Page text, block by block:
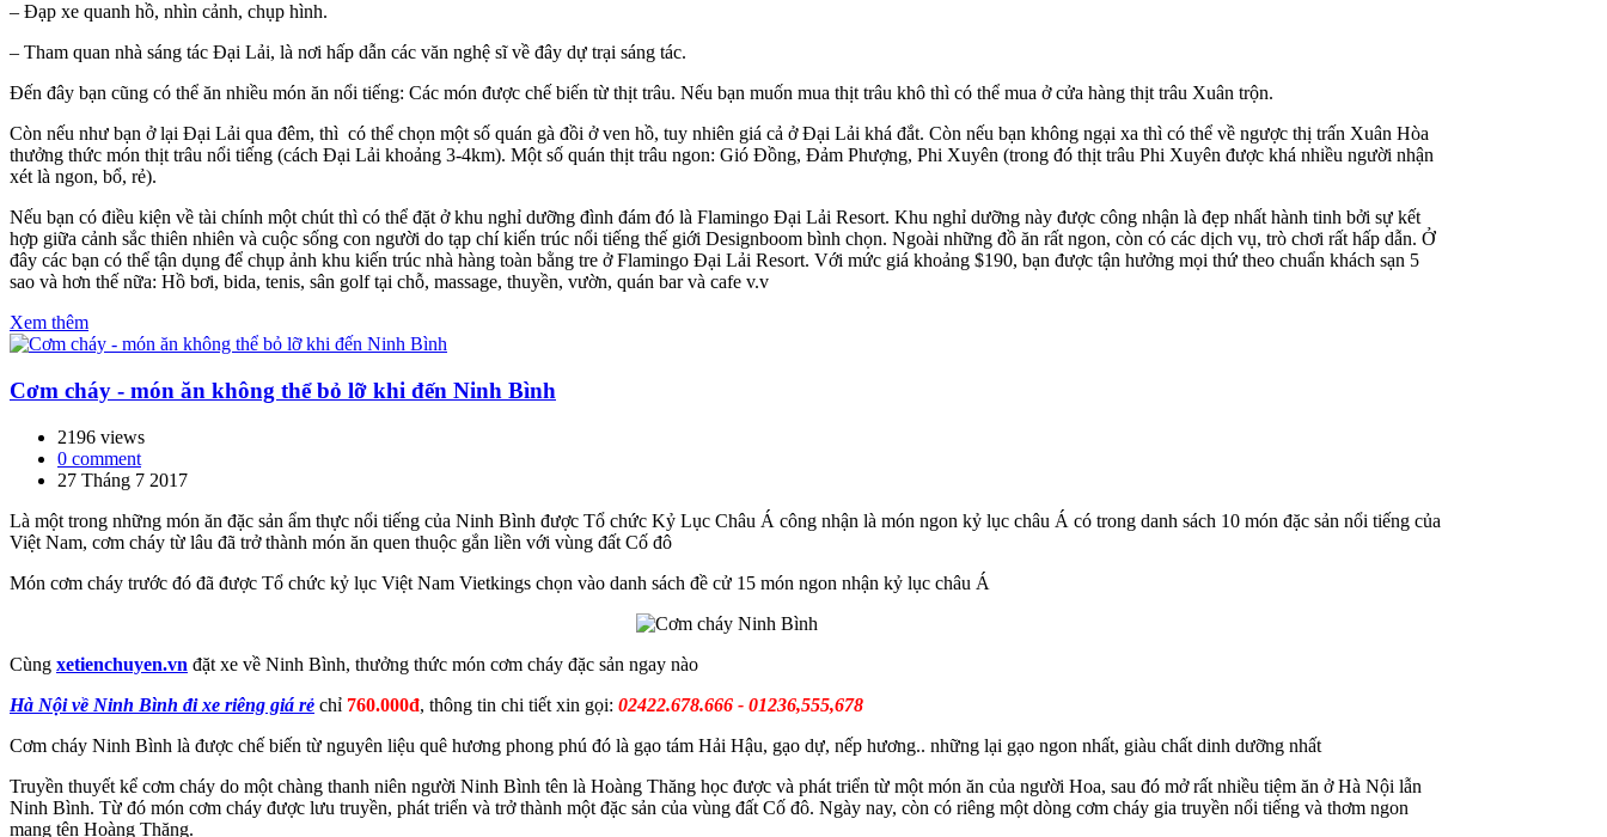
– Đạp xe quanh hồ, nhìn cảnh, chụp hình.
– Tham quan nhà sáng tác Đại Lải, là nơi hấp dẫn các văn nghệ sĩ về đây dự trại sáng tác.
Đến đây bạn cũng có thể ăn nhiều món ăn nổi tiếng: Các món được chế biến từ thịt trâu. Nếu bạn muốn mua thịt trâu khô thì có thể mua ở cửa hàng thịt trâu Xuân trộn.
Còn nếu như bạn ở lại Đại Lải qua đêm, thì có thể chọn một số quán gà đồi ở ven hồ, tuy nhiên giá cả ở Đại Lải khá đắt. Còn nếu bạn không ngại xa thì có thể về ngược thị trấn Xuân Hòa
thưởng thức món thịt trâu nổi tiếng (cách Đại Lải khoảng 3-4km). Một số quán thịt trâu ngon: Gió Đồng, Đảm Phượng, Phi Xuyên (trong đó thịt trâu Phi Xuyên được khá nhiều người nhận
xét là ngon, bổ, rẻ).
Nếu bạn có điều kiện về tài chính một chút thì có thể đặt ở khu nghỉ dưỡng đình đám đó là Flamingo Đại Lải Resort. Khu nghỉ dưỡng này được công nhận là đẹp nhất hành tinh bởi sự kết
hợp giữa cảnh sắc thiên nhiên và cuộc sống con người do tạp chí kiến trúc nổi tiếng thế giới Designboom bình chọn. Ngoài những đồ ăn rất ngon, còn có các dịch vụ, trò chơi rất hấp dẫn. Ở
đây các bạn có thể tận dụng để chụp ảnh khu kiến trúc nhà hàng toàn bằng tre ở Flamingo Đại Lải Resort. Với mức giá khoảng $190, bạn được tận hưởng mọi thứ theo chuẩn khách sạn 5
sao và hơn thế nữa: Hồ bơi, bida, tenis, sân golf tại chỗ, massage, thuyền, vườn, quán bar và cafe v.v
Xem thêm
Cơm cháy - món ăn không thể bỏ lỡ khi đến Ninh Bình
2196 views
0 comment
27 Tháng 7 2017
Là một trong những món ăn đặc sản ẩm thực nổi tiếng của Ninh Bình được Tổ chức Kỷ Lục Châu Á công nhận là món ngon kỷ lục châu Á có trong danh sách 10 món đặc sản nổi tiếng của
Việt Nam, cơm cháy từ lâu đã trở thành món ăn quen thuộc gắn liền với vùng đất Cố đô
Món cơm cháy trước đó đã được Tổ chức kỷ lục Việt Nam Vietkings chọn vào danh sách đề cử 15 món ngon nhận kỷ lục châu Á
Cùng xetienchuyen.vn đặt xe về Ninh Bình, thưởng thức món cơm cháy đặc sản ngay nào
Hà Nội về Ninh Bình đi xe riêng giá rẻ chỉ 760.000đ, thông tin chi tiết xin gọi: 02422.678.666 - 01236,555,678
Cơm cháy Ninh Bình là được chế biến từ nguyên liệu quê hương phong phú đó là gạo tám Hải Hậu, gạo dự, nếp hương.. những lại gạo ngon nhất, giàu chất dinh dưỡng nhất
Truyền thuyết kể cơm cháy do một chàng thanh niên người Ninh Bình tên là Hoàng Thăng học được và phát triển từ một món ăn của người Hoa, sau đó mở rất nhiều tiệm ăn ở Hà Nội lẫn
Ninh Bình. Từ đó món cơm cháy được lưu truyền, phát triển và trở thành một đặc sản của vùng đất Cố đô. Ngày nay, còn có riêng một dòng cơm cháy gia truyền nổi tiếng và thơm ngon
mang tên Hoàng Thăng.